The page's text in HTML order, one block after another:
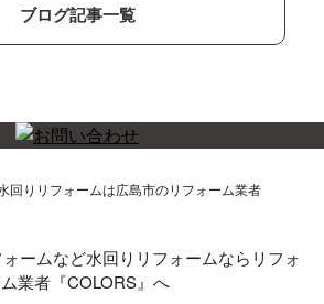
ブログ記事一覧
ームなど水回りリフォームならリフォ
業者『COLORS』へ